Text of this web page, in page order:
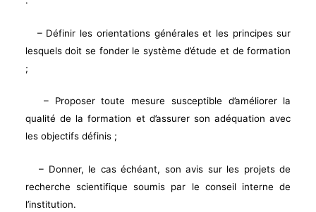
– Définir les orientations générales et les principes sur
lesquels doit se fonder le système d’étude et de formation
;
– Proposer toute mesure susceptible d’améliorer la
qualité de la formation et d’assurer son adéquation avec
les objectifs définis ;
– Donner, le cas échéant, son avis sur les projets de
recherche scientifique soumis par le conseil interne de
l’institution.